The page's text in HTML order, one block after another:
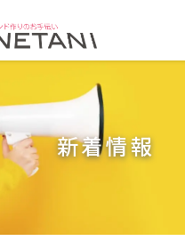
新着情報